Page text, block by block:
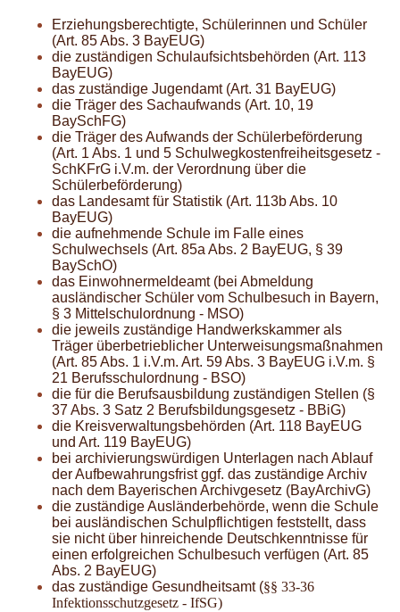
Erziehungsberechtigte, Schülerinnen und Schüler
(Art. 85 Abs. 3 BayEUG)
die zuständigen Schulaufsichtsbehörden (Art. 113
BayEUG)
das zuständige Jugendamt (Art. 31 BayEUG)
die Träger des Sachaufwands (Art. 10, 19
BaySchFG)
die Träger des Aufwands der Schülerbeförderung
(Art. 1 Abs. 1 und 5 Schulwegkostenfreiheitsgesetz -
SchKFrG i.V.m. der Verordnung über die
Schülerbeförderung)
das Landesamt für Statistik (Art. 113b Abs. 10
BayEUG)
die aufnehmende Schule im Falle eines
Schulwechsels (Art. 85a Abs. 2 BayEUG, § 39
BaySchO)
das Einwohnermeldeamt (bei Abmeldung
ausländischer Schüler vom Schulbesuch in Bayern,
§ 3 Mittelschulordnung - MSO)
die jeweils zuständige Handwerkskammer als
Träger überbetrieblicher Unterweisungsmaßnahmen
(Art. 85 Abs. 1 i.V.m. Art. 59 Abs. 3 BayEUG i.V.m. §
21 Berufsschulordnung - BSO)
die für die Berufsausbildung zuständigen Stellen (§
37 Abs. 3 Satz 2 Berufsbildungsgesetz - BBiG)
die Kreisverwaltungsbehörden (Art. 118 BayEUG
und Art. 119 BayEUG)
bei archivierungswürdigen Unterlagen nach Ablauf
der Aufbewahrungsfrist ggf. das zuständige Archiv
nach dem Bayerischen Archivgesetz (BayArchivG)
die zuständige Ausländerbehörde, wenn die Schule
bei ausländischen Schulpflichtigen feststellt, dass
sie nicht über hinreichende Deutschkenntnisse für
einen erfolgreichen Schulbesuch verfügen (Art. 85
Abs. 2 BayEUG)
das zuständige Gesundheitsamt (§§ 33-36
Infektionsschutzgesetz - IfSG)